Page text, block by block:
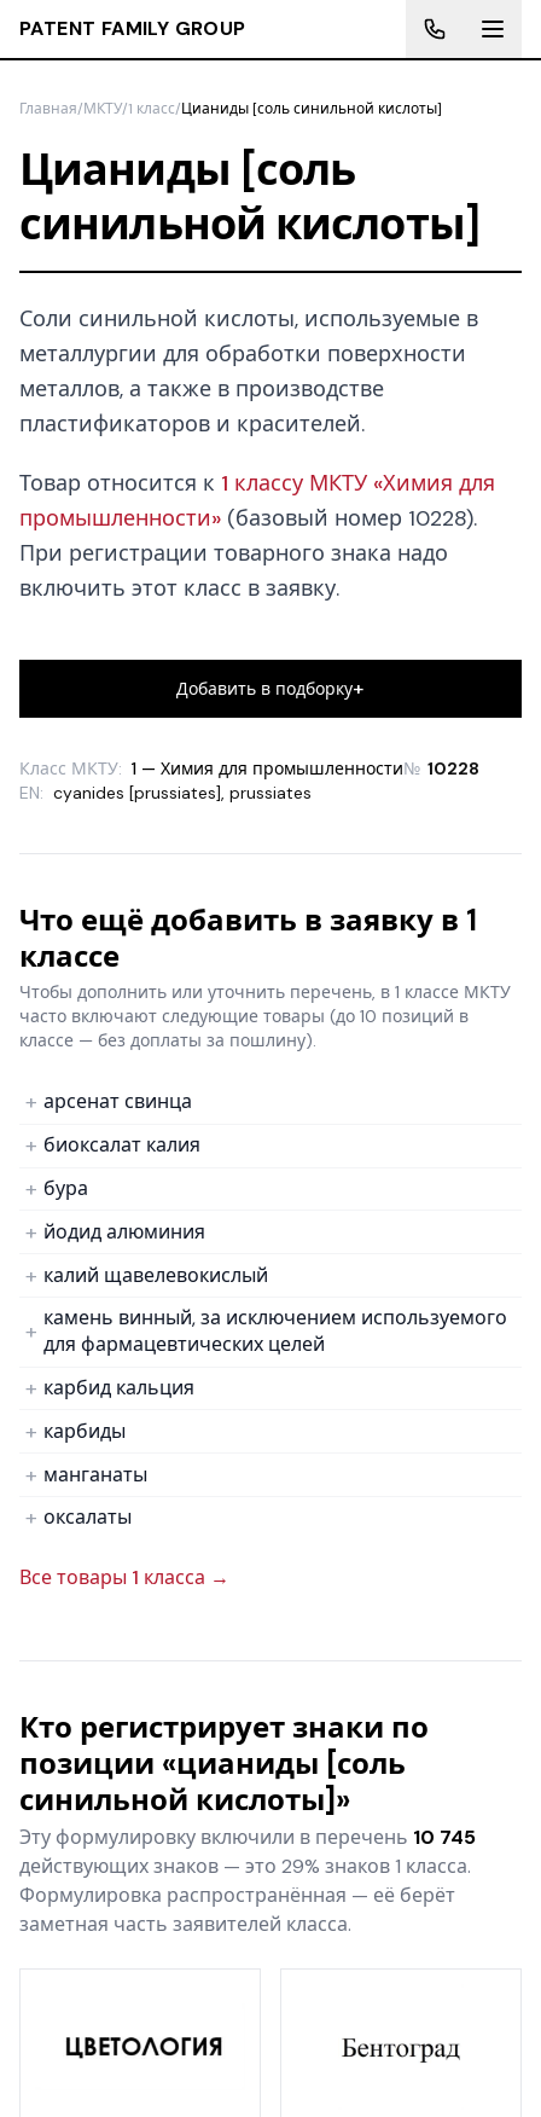
PATENT FAMILY GROUP
Главная/МКТУ/1 класс/Цианиды [соль синильной кислоты]
Цианиды [соль
синильной кислоты]
Соли синильной кислоты, используемые в
металлургии для обработки поверхности
металлов, а также в производстве
пластификаторов и красителей.
Товар относится к 1 классу МКТУ «Химия для
промышленности» (базовый номер 10228).
При регистрации товарного знака надо
включить этот класс в заявку.
Добавить в подборку+
Класс МКТУ: 1 — Химия для промышленности№ 10228
EN: cyanides [prussiates], prussiates
Что ещё добавить в заявку в 1
классе
Чтобы дополнить или уточнить перечень, в 1 классе МКТУ
часто включают следующие товары (до 10 позиций в
классе — без доплаты за пошлину).
арсенат свинца
биоксалат калия
бура
йодид алюминия
калий щавелевокислый
камень винный, за исключением используемого
для фармацевтических целей
карбид кальция
карбиды
манганаты
оксалаты
Все товары 1 класса →
Кто регистрирует знаки по
позиции «цианиды [соль
синильной кислоты]»
Эту формулировку включили в перечень 10 745
действующих знаков — это 29% знаков 1 класса.
Формулировка распространённая — её берёт
заметная часть заявителей класса.